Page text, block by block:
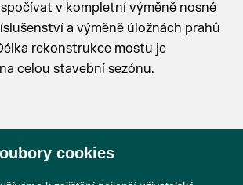
v kompletní výměně nosné
a výměně úložnách prahů
rekonstrukce mostu je
celou stavební sezónu.
cookies